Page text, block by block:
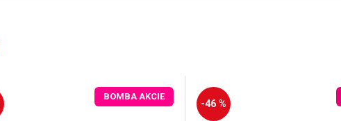
BOMBA AKCIE
-46 %